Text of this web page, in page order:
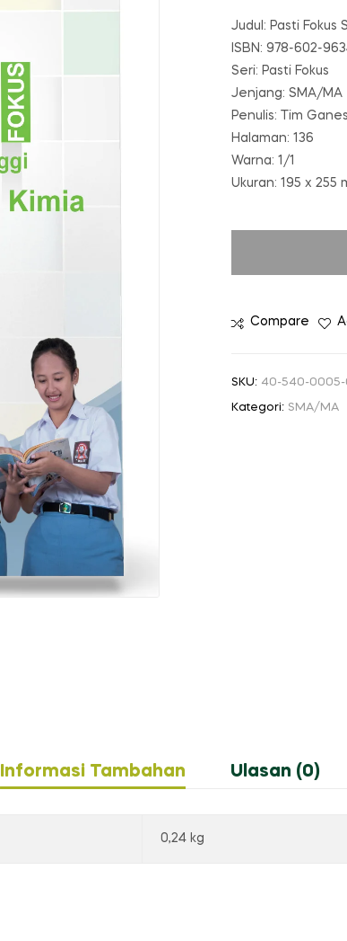
Judul: Pasti Fokus
ISBN: 978-602-
Seri: Pasti Fokus
Jenjang: SMA/MA
Penulis: Tim
Halaman: 136
Warna: 1/1
Ukuran: 195 x 255
Compare
SKU: 40-540-0005-
Kategori: SMA/MA
Informasi Tambahan Ulasan (0)
0,24 kg